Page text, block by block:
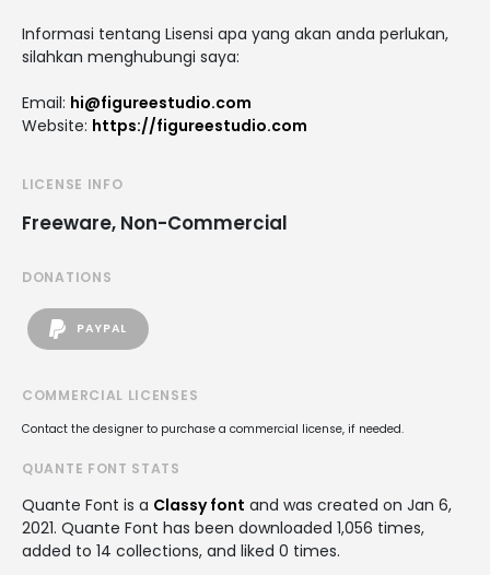
Informasi tentang Lisensi apa yang akan anda perlukan,
silahkan menghubungi saya:
Email: hi@figureestudio.com
Website: https://figureestudio.com
LICENSE INFO
Freeware, Non-Commercial
DONATIONS
PAYPAL
COMMERCIAL LICENSES
Contact the designer to purchase a commercial license, if needed.
QUANTE FONT STATS
Quante Font is a Classy font and was created on Jan 6,
2021. Quante Font has been downloaded 1,056 times,
added to 14 collections, and liked 0 times.